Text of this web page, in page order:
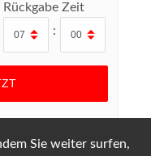
Rückgabe Zeit
:
Sie weiter surfen,